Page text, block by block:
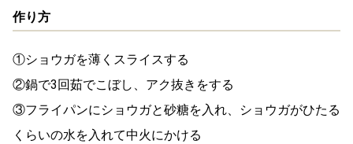
作り方
①ショウガを薄くスライスする
②鍋で3回茹でこぼし、アク抜きをする
③フライパンにショウガと砂糖を入れ、ショウガがひたる
くらいの水を入れて中火にかける